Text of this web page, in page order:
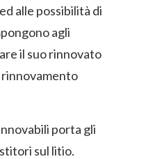
alle possibilità di
agli
il suo rinnovato
rinnovamento
porta gli
sul litio.